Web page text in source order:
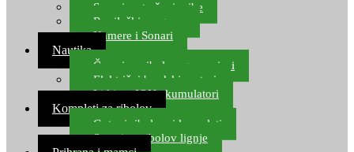
Sonari za traženje ribe
Ronilački program
Kamere i Sonari
Nautika
Čamci za ribolov, gumenjaci
Električni brodski motori
Lithium ION akumulatori
Kompleti za ribolov
Gotovi ribolovni kompleti
Setovi za ribolov lignje